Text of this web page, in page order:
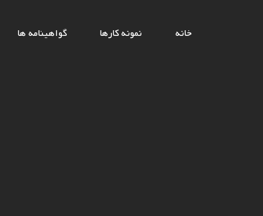
خانه نمونه کارها گواهینامه ها